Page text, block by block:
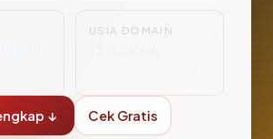
USIA DOMAIN
↓ Cek Gratis